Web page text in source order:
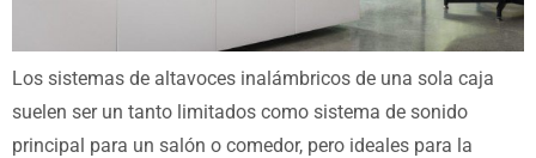
Los sistemas de altavoces inalámbricos de una sola caja
suelen ser un tanto limitados como sistema de sonido
principal para un salón o comedor, pero ideales para la